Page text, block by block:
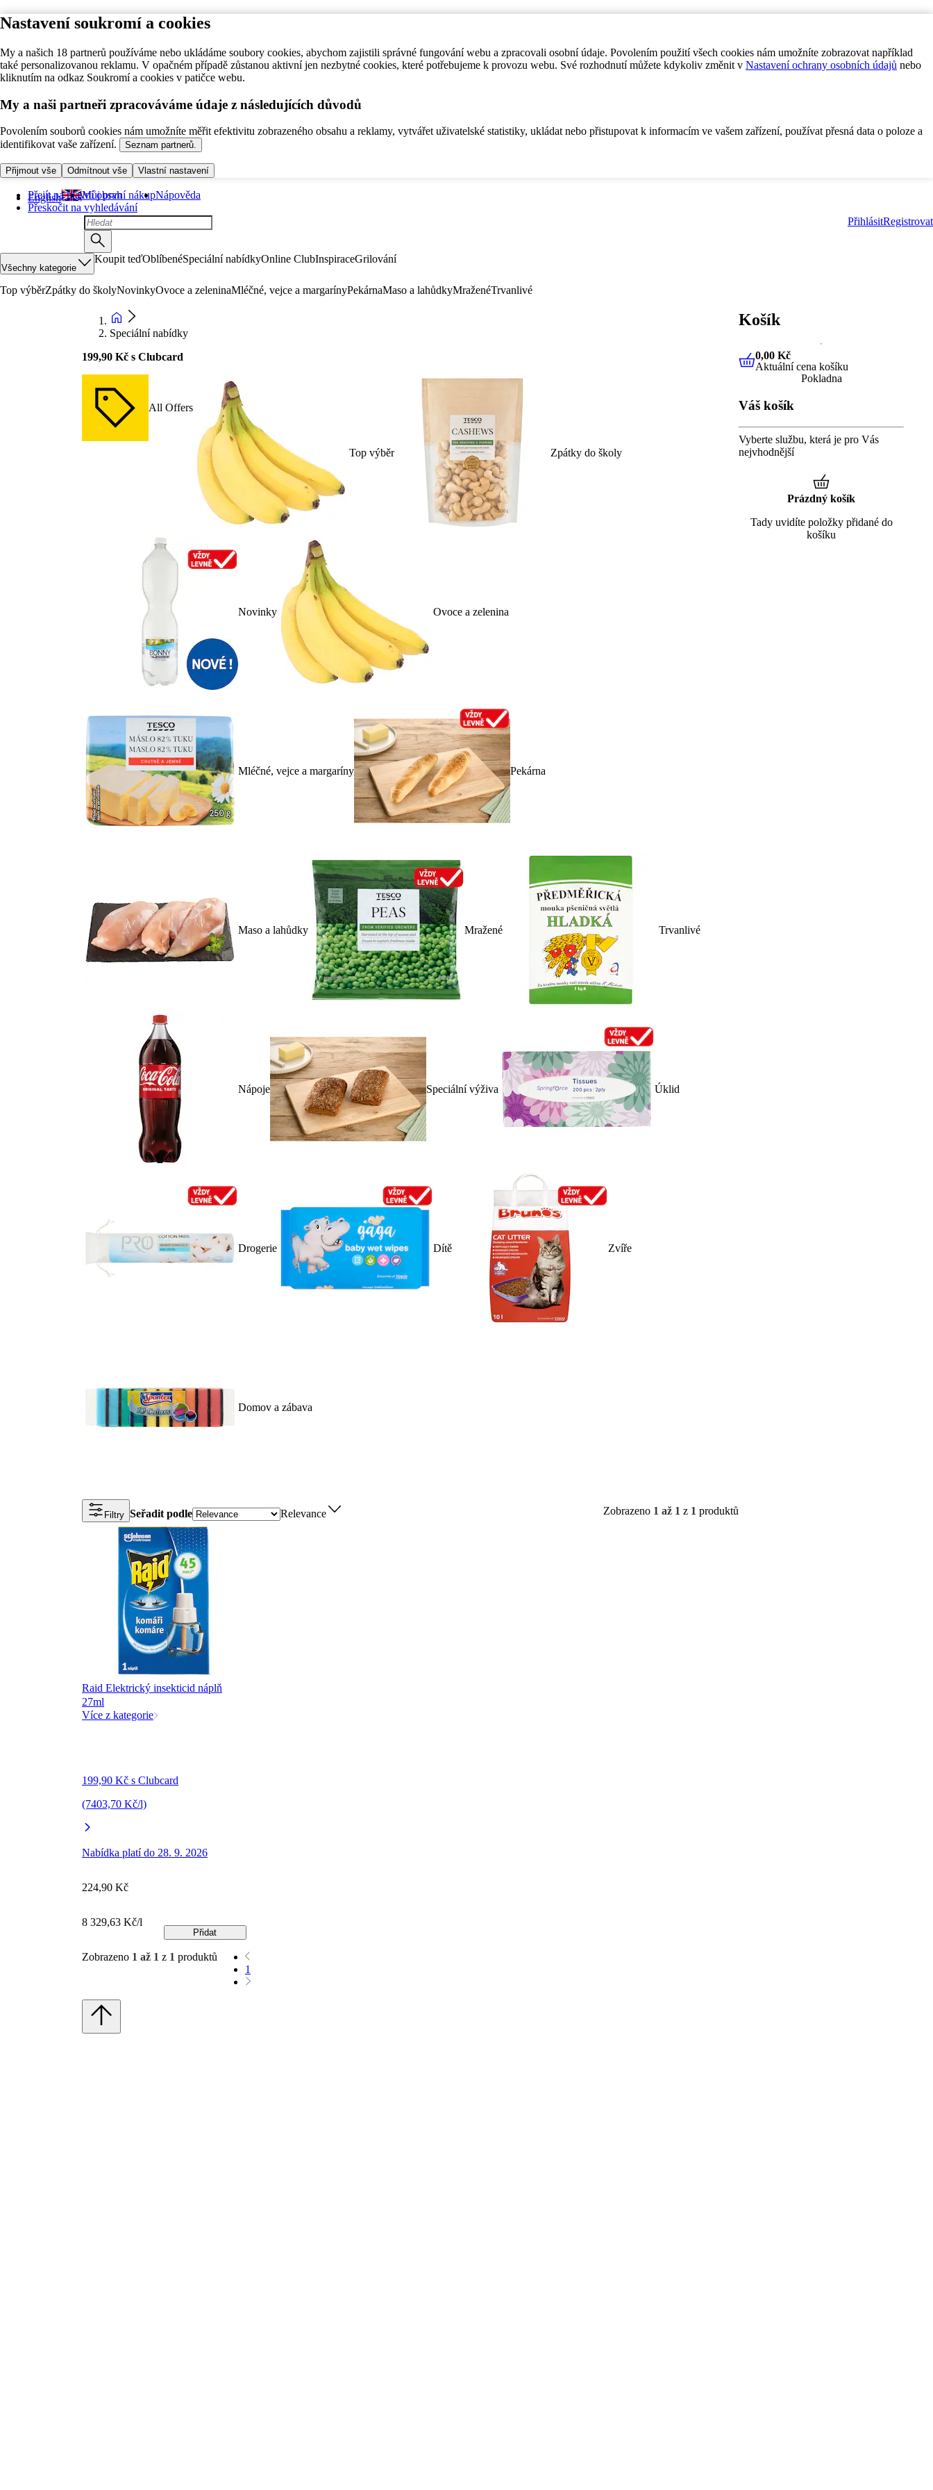
Nastavení soukromí a cookies
My a našich 18 partnerů používáme nebo ukládáme soubory cookies, abychom zajistili správné fungování webu a zpracovali osobní údaje. Povolením použití všech cookies nám umožníte zobrazovat například
také personalizovanou reklamu. V opačném případě zůstanou aktivní jen nezbytné cookies, které potřebujeme k provozu webu. Své rozhodnutí můžete kdykoliv změnit v Nastavení ochrany osobních údajů nebo
kliknutím na odkaz Soukromí a cookies v patičce webu.
My a naši partneři zpracováváme údaje z následujících důvodů
Povolením souborů cookies nám umožníte měřit efektivitu zobrazeného obsahu a reklamy, vytvářet uživatelské statistiky, ukládat nebo přistupovat k informacím ve vašem zařízení, používat přesná data o poloze a
identifikovat vaše zařízení.
Seznam partnerů.
Přijmout vše Odmítnout vše Vlastní nastavení
Přejít na hlavní obsah
Přeskočit na vyhledávání
English Můj první nákupNápověda
PřihlásitRegistrovat
Všechny kategorie
Koupit teďOblíbenéSpeciální nabídkyOnline ClubInspiraceGrilování
Top výběrZpátky do školyNovinkyOvoce a zeleninaMléčné, vejce a margarínyPekárnaMaso a lahůdkyMraženéTrvanlivé
Speciální nabídky
199,90 Kč s Clubcard
All Offers
Top výběr Zpátky do školy
Novinky Ovoce a zelenina
Mléčné, vejce a margaríny Pekárna
Maso a lahůdky Mražené Trvanlivé
Nápoje Speciální výživa Úklid
Drogerie Dítě Zvíře
Domov a zábava
Filtry Seřadit podle Relevance Zobrazeno 1 až 1 z 1 produktů
Raid Elektrický insekticid náplň
27ml
Více z kategorie
199,90 Kč s Clubcard
(7403,70 Kč/l)
Nabídka platí do 28. 9. 2026
224,90 Kč
8 329,63 Kč/l
Přidat
Zobrazeno 1 až 1 z 1 produktů
1
Košík
0,00 KčAktuální cena košíku
0,00 Kč
Aktuální cena košíku
Pokladna
Váš košík
Vyberte službu, která je pro Vás
nejvhodnější
Prázdný košík
Tady uvidíte položky přidané do
košíku